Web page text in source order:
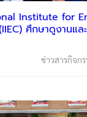
Institute for
ศึกษาดูงานแล
ข่าวสารกิจกร